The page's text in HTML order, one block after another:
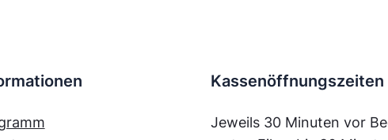
Kassenöffnungszeiten
Jeweils 30 Minuten vor